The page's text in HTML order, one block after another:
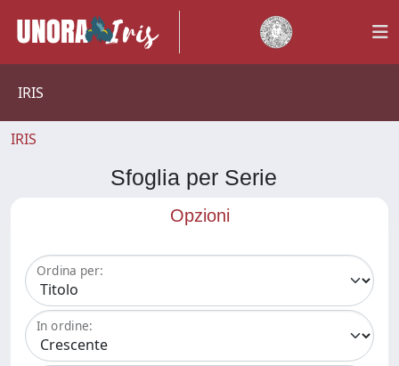
IRIS
IRIS
Sfoglia per Serie
Opzioni
Ordina per:
In ordine: